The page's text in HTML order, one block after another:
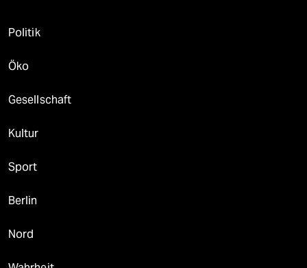
Politik
Öko
Gesellschaft
Kultur
Sport
Berlin
Nord